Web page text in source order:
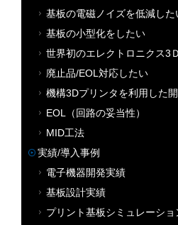
基板の電磁ノイズを低減した
基板の小型化をしたい
世界初のエレクトロニクス3
廃止品/EOL対応したい
機構3Dプリンタを利用した
EOL（回路の妥当性）
MID工法
実績/導入事例
電子機器開発実績
基板設計実績
プリント基板シミュレーショ